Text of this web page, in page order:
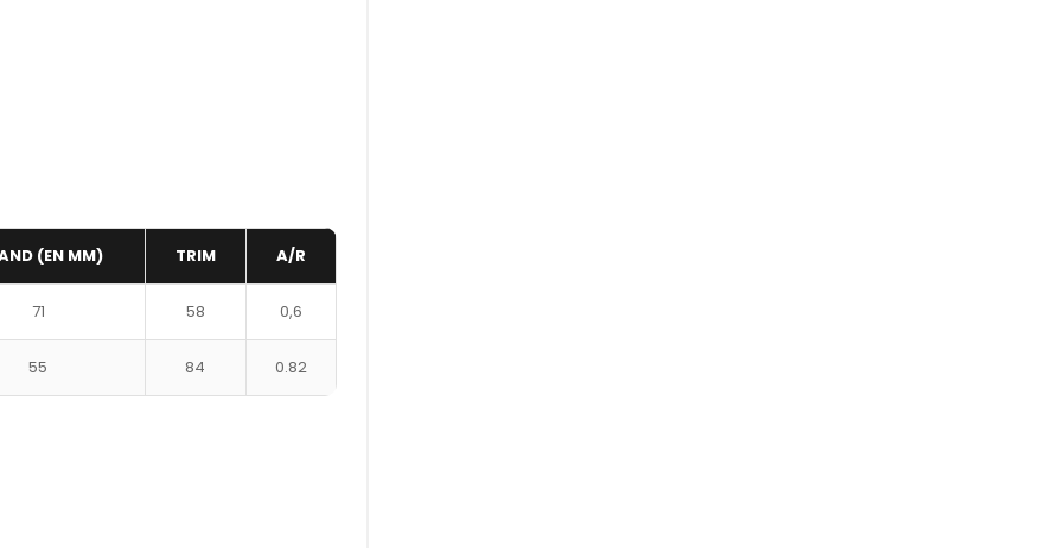
(EN MM) TRIM A/R
71 58 0,6
55 84 0.82